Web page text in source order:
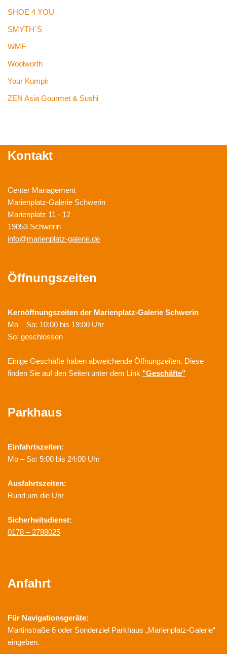
SHOE 4 YOU
SMYTH`S
WMF
Woolworth
Your Kumpir
ZEN Asia Gourmet & Sushi
Kontakt
Center Management
Marienplatz-Galerie Schwerin
Marienplatz 11 - 12
19053 Schwerin
info@marienplatz-galerie.de
Öffnungszeiten
Kernöffnungszeiten der Marienplatz-Galerie Schwerin
Mo – Sa: 10:00 bis 19:00 Uhr
So: geschlossen
Einige Geschäfte haben abweichende Öffnungzeiten. Diese
finden Sie auf den Seiten unter dem Link "Geschäfte"
Parkhaus
Einfahrtszeiten:
Mo – So: 5:00 bis 24:00 Uhr
Ausfahrtszeiten:
Rund um die Uhr
Sicherheitsdienst:
0178 – 2788025
Anfahrt
Für Navigationsgeräte:
Martinstraße 6 oder Sonderziel Parkhaus „Marienplatz-Galerie“
eingeben.